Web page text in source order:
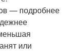
— подробнее
или